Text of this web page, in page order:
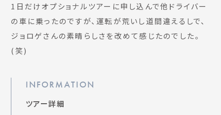
1日だけオプショナルツアーに申し込んで他ドライバー
の車に乗ったのですが、運転が荒いし道間違えるしで、
ジョロゲさんの素晴らしさを改めて感じたのでした。
(笑)
INFORMATION
ツアー詳細